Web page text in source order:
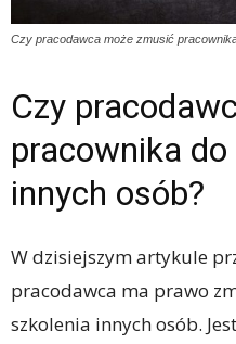
Czy pracodawca może zmusić
Czy
pracownika
innych osób?
W dzisiejszym artykule
pracodawca ma prawo
szkolenia innych osób.